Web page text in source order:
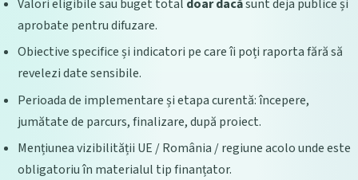
Valori eligibile sau buget total doar dacăsunt deja publice și
aprobate pentru difuzare.
Obiective specifice și indicatori pe care îi poți raporta fără să
revelezi date sensibile.
Perioada de implementare și etapa curentă: începere,
jumătate de parcurs, finalizare, după proiect.
Mențiunea vizibilității UE / România / regiune acolo unde este
obligatoriu în materialul tip finanțator.